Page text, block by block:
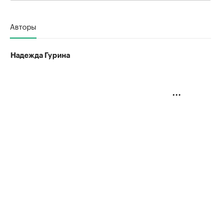
Авторы
Надежда Гурина